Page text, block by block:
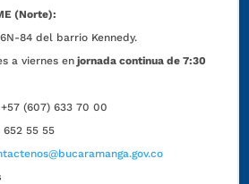
(Norte):
84 del barrio Kennedy.
a viernes en jornada continua de 7:30
+57 (607) 633 70 00
652 55 55